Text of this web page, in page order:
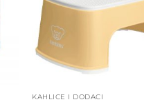
KAHLICE I DODACI